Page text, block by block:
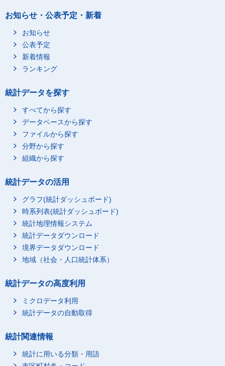
お知らせ・公表予定・新着
お知らせ
公表予定
新着情報
ランキング
統計データを探す
すべてから探す
データベースから探す
ファイルから探す
分野から探す
組織から探す
統計データの活用
グラフ(統計ダッシュボード)
時系列表(統計ダッシュボード)
統計地理情報システム
統計データダウンロード
境界データダウンロード
地域（社会・人口統計体系）
統計データの高度利用
ミクロデータ利用
統計データの自動取得
統計関連情報
統計に用いる分類・用語